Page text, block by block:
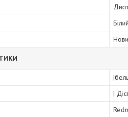
Білий
|